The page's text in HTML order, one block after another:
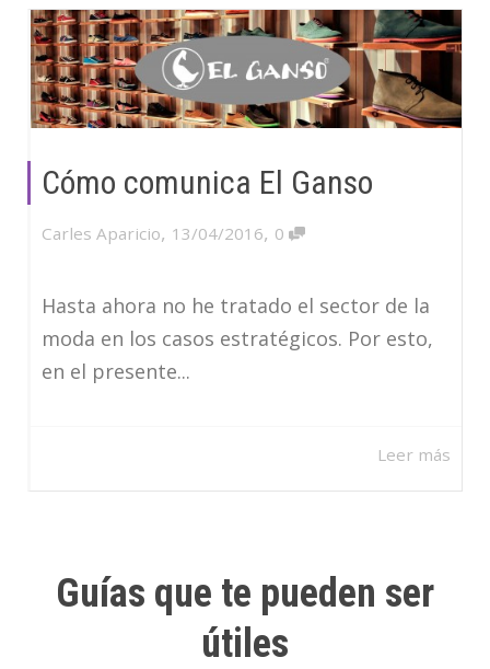
Cómo comunica El Ganso
Carles Aparicio, 13/04/2016, 0
Hasta ahora no he tratado el sector de la
moda en los casos estratégicos. Por esto,
en el presente...
Leer más
Guías que te pueden ser
útiles